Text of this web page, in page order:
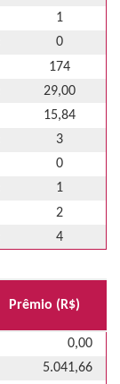
1
0
174
29,00
15,84
3
0
1
2
4
Prêmio (R$)
0,00
5.041,66